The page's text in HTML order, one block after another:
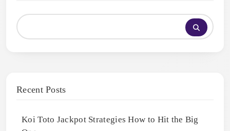
Recent Posts
Koi Toto Jackpot Strategies How to Hit the Big